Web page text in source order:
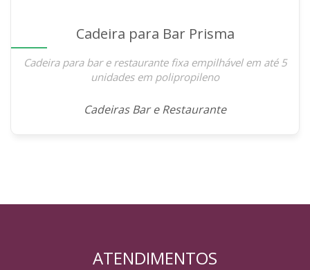
Cadeira para Bar Prisma
Cadeira para bar e restaurante fixa empilhável em até 5
unidades em polipropileno
Cadeiras Bar e Restaurante
ATENDIMENTOS